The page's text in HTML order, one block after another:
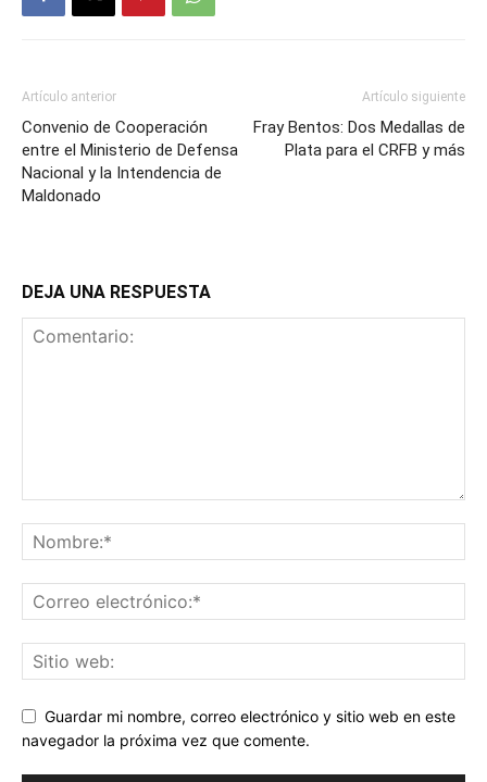
Artículo anterior
Convenio de Cooperación
entre el Ministerio de Defensa
Nacional y la Intendencia de
Maldonado
Artículo siguiente
Fray Bentos: Dos Medallas de
Plata para el CRFB y más
DEJA UNA RESPUESTA
Guardar mi nombre, correo electrónico y sitio web en este
navegador la próxima vez que comente.